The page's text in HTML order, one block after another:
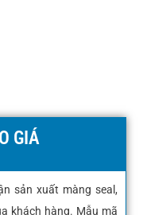
GIÁ
sản xuất màng seal,
khách hàng. Mẫu mã